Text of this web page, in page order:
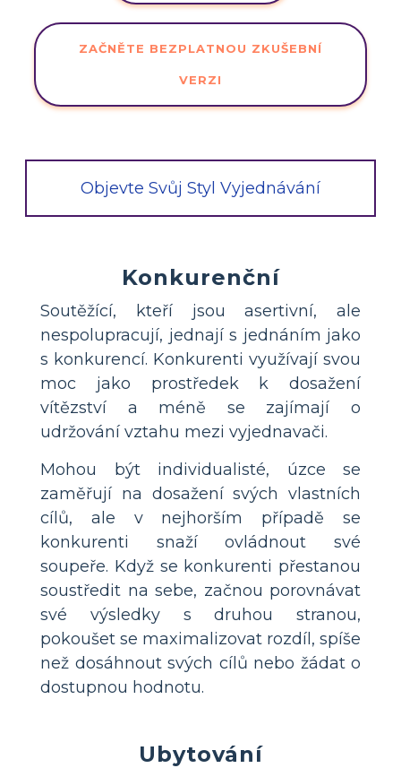
ZAČNĚTE BEZPLATNOU ZKUŠEBNÍ
VERZI
Objevte Svůj Styl Vyjednávání
Konkurenční
Soutěžící, kteří jsou asertivní, ale
nespolupracují, jednají s jednáním jako
s konkurencí. Konkurenti využívají svou
moc jako prostředek k dosažení
vítězství a méně se zajímají o
udržování vztahu mezi vyjednavači.
Mohou být individualisté, úzce se
zaměřují na dosažení svých vlastních
cílů, ale v nejhorším případě se
konkurenti snaží ovládnout své
soupeře. Když se konkurenti přestanou
soustředit na sebe, začnou porovnávat
své výsledky s druhou stranou,
pokoušet se maximalizovat rozdíl, spíše
než dosáhnout svých cílů nebo žádat o
dostupnou hodnotu.
Ubytování